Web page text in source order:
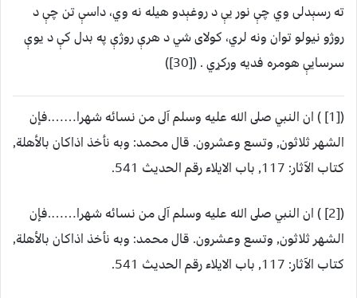
ته رسېدلی وي چې نور يې د روغېدو هيله نه وي، داسې تن چې د
روژو نيولو توان ونه لري، کولای شي د هرې روژې په بدل کې د يوې
سرسايې هومره فديه ورکړي . ([30])
([1] ) ان النبي صلى الله عليه وسلم آلى من نسائه شهرا…….فإن
الشهر ثلاثون, وتسع وعشرون. قال محمد: وبه نأخذ اذاكان بالأهلة,
كتاب الآثار: 117, باب الايلاء رقم الحديث 541.
([2] ) ان النبي صلى الله عليه وسلم آلى من نسائه شهرا…….فإن
الشهر ثلاثون, وتسع وعشرون. قال محمد: وبه نأخذ اذاكان بالأهلة,
كتاب الآثار: 117, باب الايلاء رقم الحديث 541.